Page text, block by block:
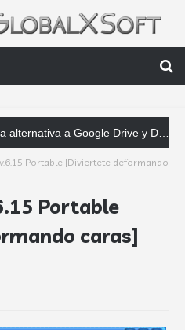
a Google Drive y Dropbox que las empresas deberían conocer
Portable [Diviertete deformando
Portable
caras]